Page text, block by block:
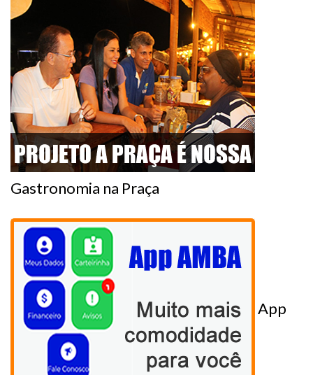
Gastronomia na Praça
App